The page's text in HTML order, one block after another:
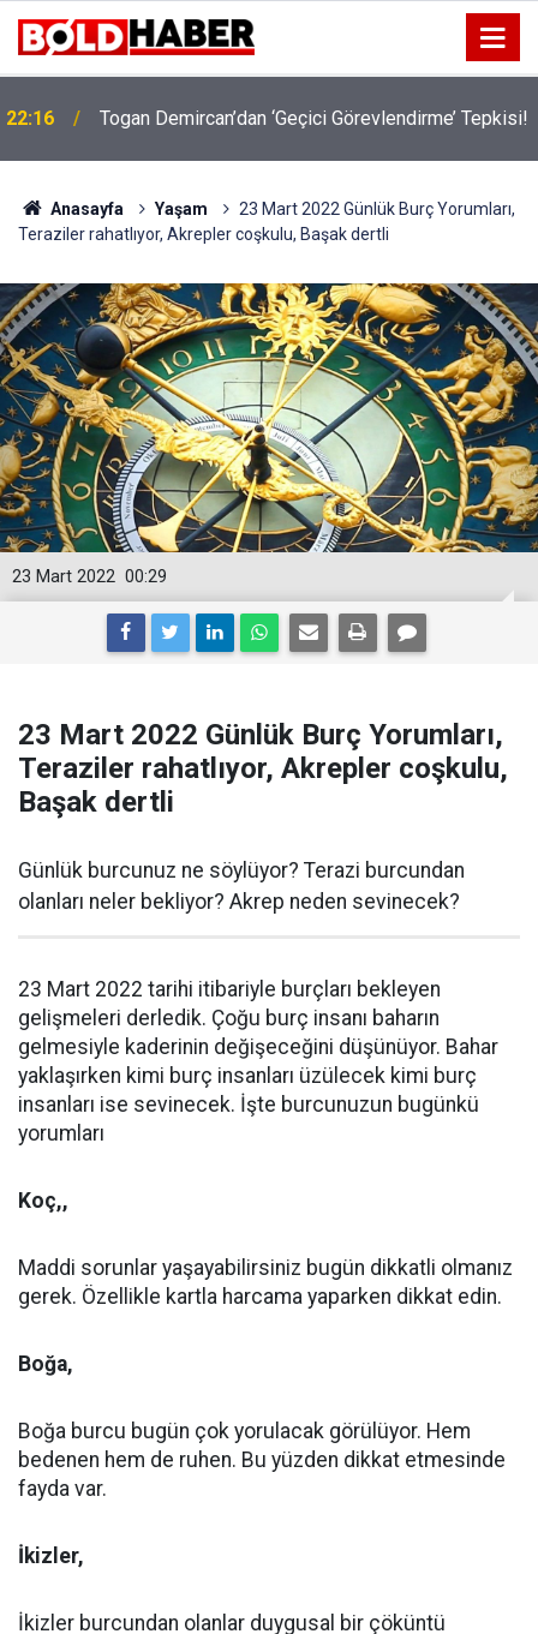
19:32 Sıcak Havalarda Ödem Şikayetini Hafife Almayın!
Anasayfa Yaşam
23 Mart 2022 Günlük Burç Yorumları,
Teraziler rahatlıyor, Akrepler coşkulu, Başak dertli
00:29
23 Mart 2022
23 Mart 2022 Günlük Burç Yorumları,
Teraziler rahatlıyor, Akrepler coşkulu,
Başak dertli
Günlük burcunuz ne söylüyor? Terazi burcundan
olanları neler bekliyor? Akrep neden sevinecek?
23 Mart 2022 tarihi itibariyle burçları bekleyen
gelişmeleri derledik. Çoğu burç insanı baharın
gelmesiyle kaderinin değişeceğini düşünüyor. Bahar
yaklaşırken kimi burç insanları üzülecek kimi burç
insanları ise sevinecek. İşte burcunuzun bugünkü
yorumları
Koç,,
Maddi sorunlar yaşayabilirsiniz bugün dikkatli olmanız
gerek. Özellikle kartla harcama yaparken dikkat edin.
Boğa,
Boğa burcu bugün çok yorulacak görülüyor. Hem
bedenen hem de ruhen. Bu yüzden dikkat etmesinde
fayda var.
İkizler,
İkizler burcundan olanlar duygusal bir çöküntü